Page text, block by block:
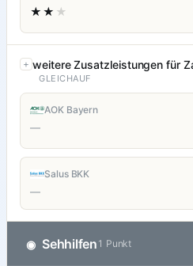
★★ ★
weitere Zusatzleistungen für
GLEICHAUF
AOK Bayern
—
Salus BKK
—
◉ Sehhilfen 1 Punkt